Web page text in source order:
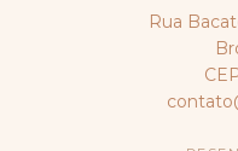
Rua